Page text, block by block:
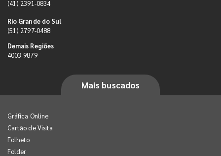
(41) 2391-0834
Rio Grande do Sul
(51) 2797-0488
Demais Regiões
4003-9879
Mais buscados
Gráfica Online
Cartão de Visita
Folheto
Folder